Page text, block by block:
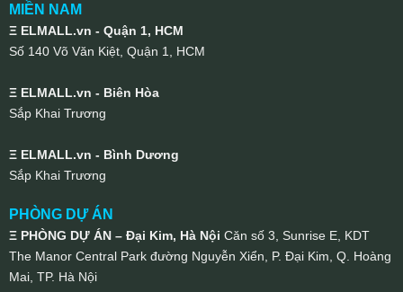
MIỀN NAM
Ξ ELMALL.vn - Quận 1, HCM
Số 140 Võ Văn Kiệt, Quận 1, HCM
Ξ ELMALL.vn - Biên Hòa
Sắp Khai Trương
Ξ ELMALL.vn - Bình Dương
Sắp Khai Trương
PHÒNG DỰ ÁN
Ξ PHÒNG DỰ ÁN – Đại Kim, Hà Nội Căn số 3, Sunrise E, KDT
The Manor Central Park đường Nguyễn Xiển, P. Đại Kim, Q. Hoàng
Mai, TP. Hà Nội